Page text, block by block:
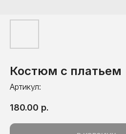
Костюм с платьем
Артикул:
180.00 р.